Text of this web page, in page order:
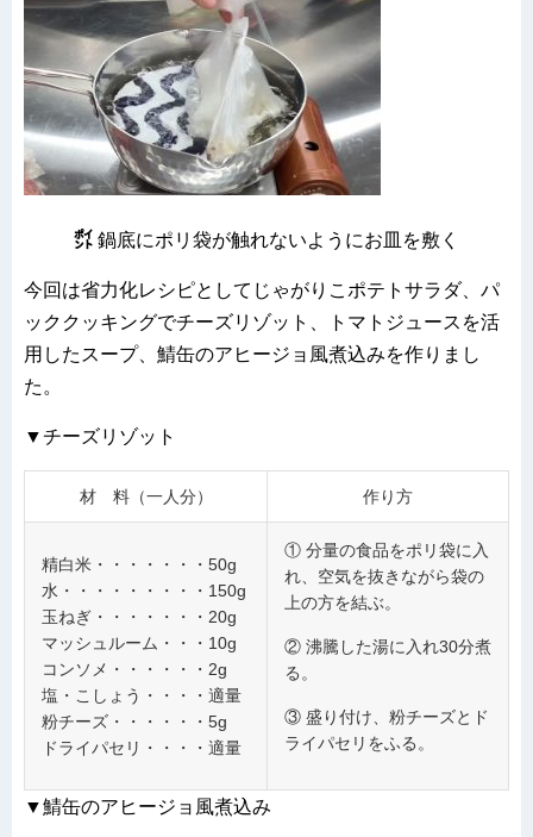
㌽ 鍋底にポリ袋が触れないようにお皿を敷く
今回は省力化レシピとしてじゃがりこポテトサラダ、パ
ッククッキングでチーズリゾット、トマトジュースを活
用したスープ、鯖缶のアヒージョ風煮込みを作りまし
た。
▼チーズリゾット
材 料（一人分） 作り方
精白米・・・・・・・50g
水・・・・・・・・・150g
玉ねぎ・・・・・・・20g
マッシュルーム・・・10g
コンソメ・・・・・・2g
塩・こしょう・・・・適量
粉チーズ・・・・・・5g
ドライパセリ・・・・適量
① 分量の食品をポリ袋に入
れ、空気を抜きながら袋の
上の方を結ぶ。
② 沸騰した湯に入れ30分煮
る。
③ 盛り付け、粉チーズとド
ライパセリをふる。
▼鯖缶のアヒージョ風煮込み